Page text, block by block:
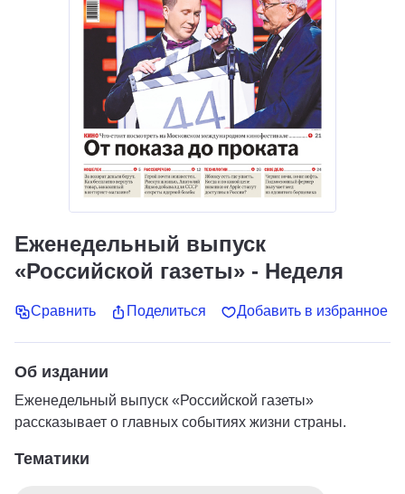
Еженедельный выпуск
«Российской газеты» - Неделя
Сравнить Поделиться Добавить в избранное
Об издании
Еженедельный выпуск «Российской газеты»
рассказывает о главных событиях жизни страны.
Тематики